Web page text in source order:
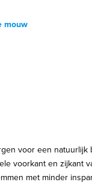
mouw
voor een
voorkant en zijkant
met minder